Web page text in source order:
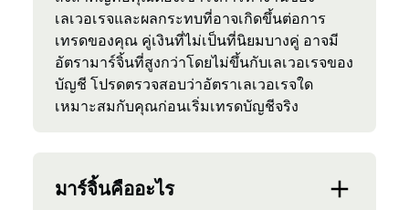
เลเวอเรจและผลกระทบที่อาจเกิดขึ้นต่อการ
เทรดของคุณ คู่เงินที่ไม่เป็นที่นิยมบางคู่ อาจมี
อัตรามาร์จิ้นที่สูงกว่าโดยไม่ขึ้นกับเลเวอเรจของ
บัญชี โปรดตรวจสอบว่าอัตราเลเวอเรจใด
เหมาะสมกับคุณก่อนเริ่มเทรดบัญชีจริง
มาร์จิ้นคืออะไร